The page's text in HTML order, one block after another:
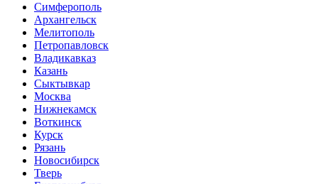
Симферополь
Архангельск
Мелитополь
Петропавловск
Владикавказ
Казань
Сыктывкар
Москва
Нижнекамск
Воткинск
Курск
Рязань
Новосибирск
Тверь